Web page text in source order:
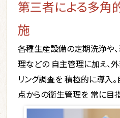
第三者による多角
施
各種生産設備の定期洗浄や
理などの 自主管理に加え、
リング調査を 積極的に導入
点からの衛生管理を 常に目